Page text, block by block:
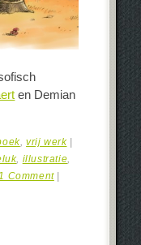
en Demian
,vrij werk |
, illustratie,
Comment |